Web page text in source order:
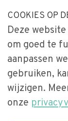
Our Phone
033-2473461
COOKIES OP
Deze
om goed te
aanpassen
gebruiken,
wijzigen.
onze